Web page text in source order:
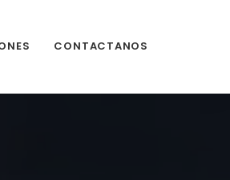
CONTACTANOS